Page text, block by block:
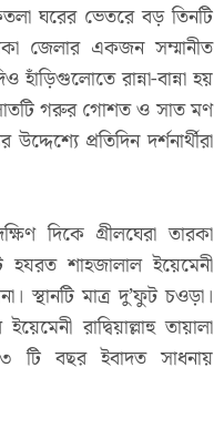
ঘরের ভেতরে বড় তিনটি
জেলার একজন সম্মানীত
রান্না-বান্না হয়
গরুর গোশত ও সাত মণ
প্রতিদিন দর্শনার্থীরা
দিকে গ্রীলঘেরা তারকা
শাহজালাল ইয়েমেনী
স্থানটি মাত্র দু’ফুট চওড়া।
রাদ্বিয়াল্লাহু তায়ালা
টি বছর ইবাদত সাধনায়